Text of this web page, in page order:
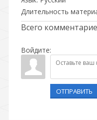
Длительность
Всего
Войдите:
ОТПРАВИТЬ